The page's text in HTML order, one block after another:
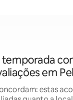
em
estas